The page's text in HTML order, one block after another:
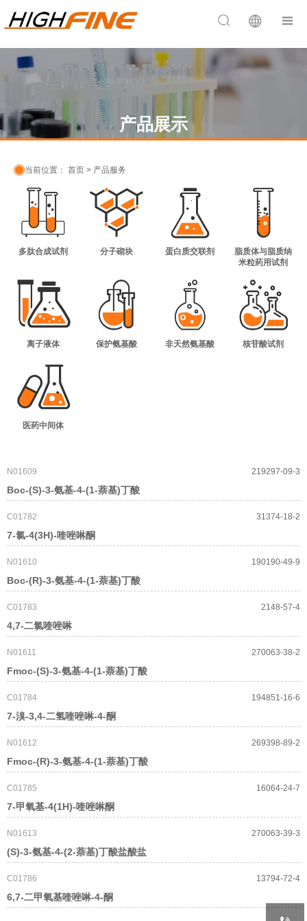
 
产品展示
当前位置： 首页 > 产品服务
多肽合成试剂 分子砌块 蛋白质交联剂
脂质体与脂质纳
米粒药用试剂
离子液体 保护氨基酸 非天然氨基酸 核苷酸试剂
医药中间体
N01609
Boc-(S)-3-氨基-4-(1-萘基)丁酸
219297-09-3
C01782
7-氯-4(3H)-喹唑啉酮
31374-18-2
N01610
Boc-(R)-3-氨基-4-(1-萘基)丁酸
190190-49-9
C01783
4,7-二氯喹唑啉
2148-57-4
N01611
Fmoc-(S)-3-氨基-4-(1-萘基)丁酸
270063-38-2
C01784
7-溴-3,4-二氢喹唑啉-4-酮
194851-16-6
N01612
Fmoc-(R)-3-氨基-4-(1-萘基)丁酸
269398-89-2
C01785
7-甲氧基-4(1H)-喹唑啉酮
16064-24-7
N01613
(S)-3-氨基-4-(2-萘基)丁酸盐酸盐
270063-39-3
C01786
6,7-二甲氧基喹唑啉-4-酮
13794-72-4